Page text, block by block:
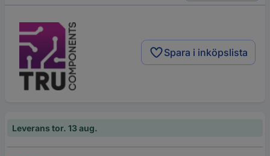
Spara i inköpslista
Leverans tor. 13 aug.